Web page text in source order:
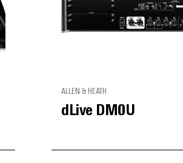
ALLEN & HEATH
dLive DM0U